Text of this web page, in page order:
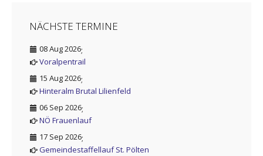
NÄCHSTE TERMINE
08 Aug 2026;
Voralpentrail
15 Aug 2026;
Hinteralm Brutal Lilienfeld
06 Sep 2026;
NÖ Frauenlauf
17 Sep 2026;
Gemeindestaffellauf St. Pölten